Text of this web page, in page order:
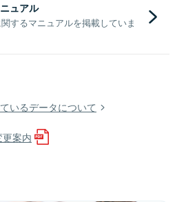
ュアル
するマニュアルを掲載していま
いるデータについて
案内